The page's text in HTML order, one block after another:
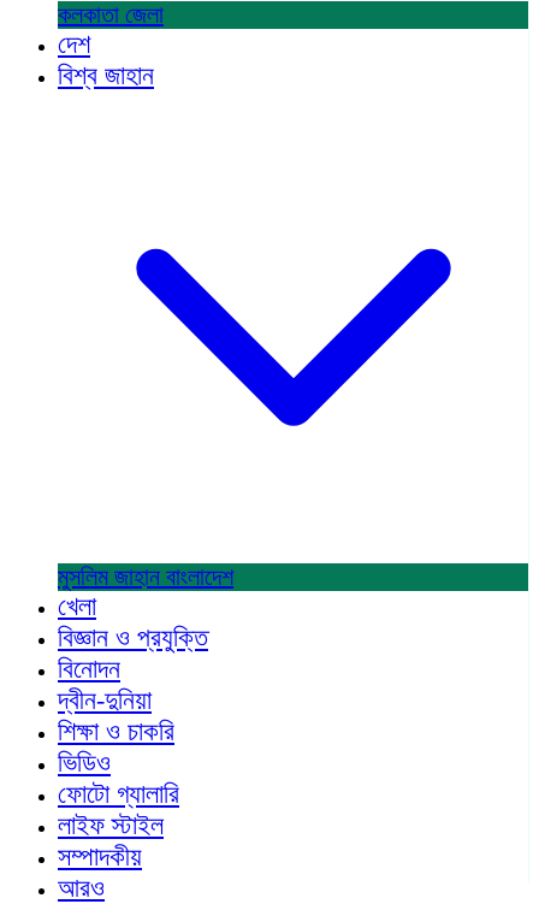
কলকাতা জেলা
দেশ
বিশ্ব জাহান
মুসলিম জাহান বাংলাদেশ
খেলা
বিজ্ঞান ও প্রযুক্তি
বিনোদন
দ্বীন-দুনিয়া
শিক্ষা ও চাকরি
ভিডিও
ফোটো গ্যালারি
লাইফ স্টাইল
সম্পাদকীয়
আরও